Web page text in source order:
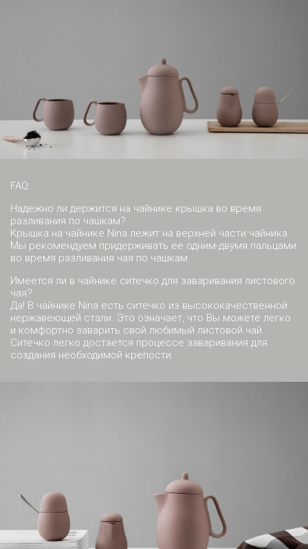
FAQ:
Надежно ли держится на чайнике крышка во время
разливания по чашкам?
Крышка на чайнике Nina лежит на верхней части чайника.
Мы рекомендуем придерживать ее одним-двумя пальцами
во время разливания чая по чашкам.
Имеется ли в чайнике ситечко для заваривания листового
чая?
Да! В чайнике Nina есть ситечко из высококачественной
нержавеющей стали. Это означает, что Вы можете легко
и комфортно заварить свой любимый листовой чай.
Ситечко легко достается процессе заваривания для
создания необходимой крепости.